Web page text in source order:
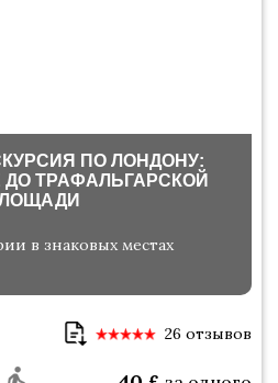
ПО ЛОНДОНУ:
ДО ТРАФАЛЬГАРСКОЙ
в знаковых местах
26 отзывов